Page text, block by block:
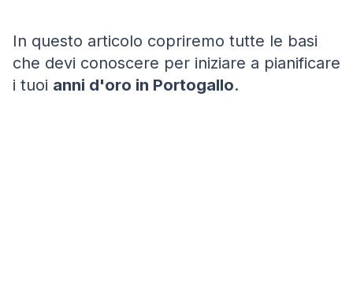
In questo articolo copriremo tutte le basi
che devi conoscere per iniziare a pianificare
i tuoi anni d'oro in Portogallo.